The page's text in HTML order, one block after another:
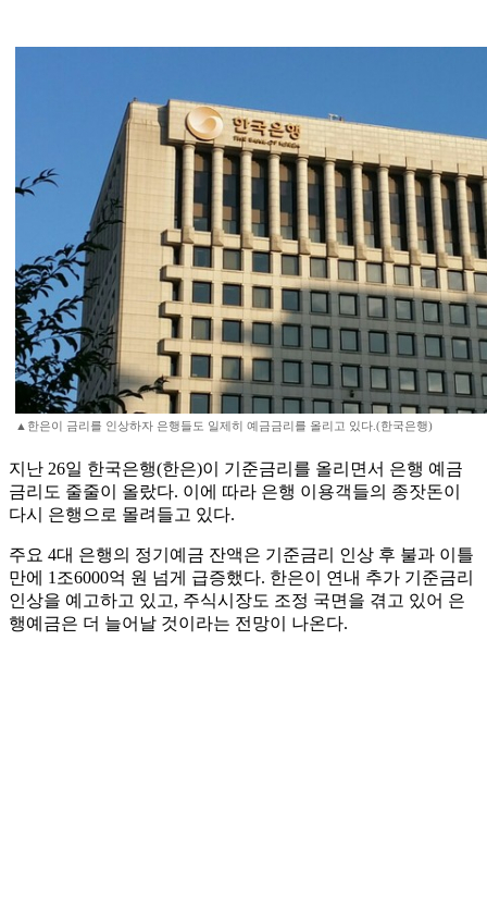
▲한은이 금리를 인상하자 은행들도 일제히 예금금리를 올리고 있다.(한국은행)
지난 26일 한국은행(한은)이 기준금리를 올리면서 은행 예금
금리도 줄줄이 올랐다. 이에 따라 은행 이용객들의 종잣돈이
다시 은행으로 몰려들고 있다.
주요 4대 은행의 정기예금 잔액은 기준금리 인상 후 불과 이틀
만에 1조6000억 원 넘게 급증했다. 한은이 연내 추가 기준금리
인상을 예고하고 있고, 주식시장도 조정 국면을 겪고 있어 은
행예금은 더 늘어날 것이라는 전망이 나온다.